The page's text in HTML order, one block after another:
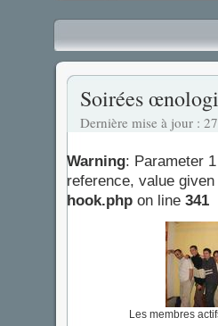
Soirées
Dernière mise à jour :
Warning: Parameter
reference, value given
hook.php on line 341
Les membres